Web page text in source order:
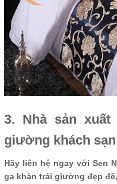
3. Nhà sản
giường khách sạn
Hãy liên hệ ngay với Sen
ga khăn trải giường đẹp